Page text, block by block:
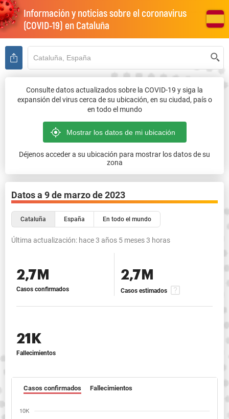
Información y noticias sobre el coronavirus
(COVID-19) en Cataluña
Consulte datos actualizados sobre la COVID-19 y siga la
expansión del virus cerca de su ubicación, en su ciudad, país o
en todo el mundo
Déjenos acceder a su ubicación para mostrar los datos de su
zona
Datos a 9 de marzo de 2023
Cataluña España En todo el mundo
Última actualización: hace 3 años 5 meses 3 horas
2,7M
Casos confirmados
2,7M
Casos estimados
21K
Fallecimientos
Casos confirmados Fallecimientos